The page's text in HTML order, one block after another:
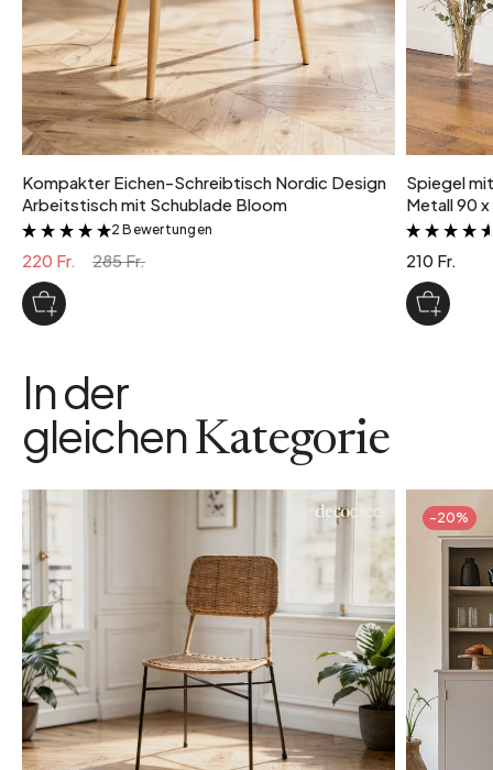
Kompakter Eichen-Schreibtisch Nordic Design
Arbeitstisch mit Schublade Bloom
&
2 Bewertungen
220 Fr. 285 Fr.
Spiegel
Metall 90
210 Fr.
In der
gleichenKategorie
-20%